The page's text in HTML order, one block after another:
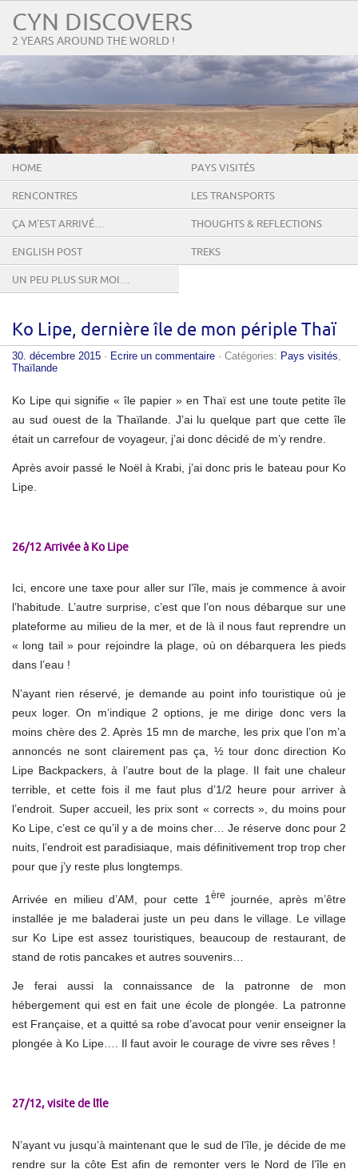
CYN DISCOVERS
2 YEARS AROUND THE WORLD !
HOME PAYS VISITÉS
RENCONTRES LES TRANSPORTS
ÇA M’EST ARRIVÉ… THOUGHTS & REFLECTIONS
ENGLISH POST TREKS
UN PEU PLUS SUR MOI…
Ko Lipe, dernière île de mon périple Thaï
30. décembre 2015 · Ecrire un commentaire · Catégories: Pays visités
Thaïlande
Ko Lipe qui signifie « île papier » en Thaï est une toute petite île
au sud ouest de la Thaïlande. J’ai lu quelque part que cette île
était un carrefour de voyageur, j’ai donc décidé de m’y rendre.
Après avoir passé le Noël à Krabi, j’ai donc pris le bateau pour Ko
Lipe.
26/12 Arrivée à Ko Lipe
Ici, encore une taxe pour aller sur l’île, mais je commence à avoir
l’habitude. L’autre surprise, c’est que l’on nous débarque sur une
plateforme au milieu de la mer, et de là il nous faut reprendre un
« long tail » pour rejoindre la plage, où on débarquera les pieds
dans l’eau !
N’ayant rien réservé, je demande au point info touristique où je
peux loger. On m’indique 2 options, je me dirige donc vers la
moins chère des 2. Après 15 mn de marche, les prix que l’on m’a
annoncés ne sont clairement pas ça, ½ tour donc direction Ko
Lipe Backpackers, à l’autre bout de la plage. Il fait une chaleur
terrible, et cette fois il me faut plus d’1/2 heure pour arriver à
l’endroit. Super accueil, les prix sont « corrects », du moins pour
Ko Lipe, c’est ce qu’il y a de moins cher… Je réserve donc pour 2
nuits, l’endroit est paradisiaque, mais définitivement trop trop cher
pour que j’y reste plus longtemps.
Arrivée en milieu d’AM, pour cette 1 ère
journée, après m’être
installée je me baladerai juste un peu dans le village. Le village
sur Ko Lipe est assez touristiques, beaucoup de restaurant, de
stand de rotis pancakes et autres souvenirs…
Je ferai aussi la connaissance de la patronne de mon
hébergement qui est en fait une école de plongée. La patronne
est Française, et a quitté sa robe d’avocat pour venir enseigner la
plongée à Ko Lipe…. Il faut avoir le courage de vivre ses rêves !
27/12, visite de lîle
N’ayant vu jusqu’à maintenant que le sud de l’île, je décide de me
rendre sur la côte Est afin de remonter vers le Nord de l’île en